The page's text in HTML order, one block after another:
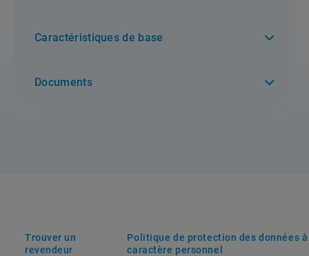
Caractéristiques de base
Documents
Trouver un
revendeur
Politique de protection des données à
caractère personnel